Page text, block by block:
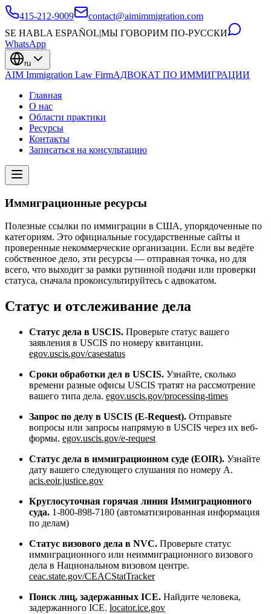
415-212-9009
contact@aimimmigration.com
SE HABLA ESPAÑOL|МЫ ГОВОРИМ ПО-РУССКИ
WhatsApp
ru
AIM Immigration Law FirmАДВОКАТ ПО ИММИГРАЦИИ
Главная
О нас
Области практики
Ресурсы
Контакты
Записаться на консультацию
Иммиграционные ресурсы
Полезные ссылки по иммиграции в США, упорядоченные по
категориям. Это официальные государственные сайты и
проверенные некоммерческие организации. Если вы ведёте
собственное дело, эти ресурсы — отправная точка, но для
всего, что выходит за рамки рутинной подачи или проверки
статуса, сначала проконсультируйтесь с адвокатом.
Статус и отслеживание дела
Статус дела в USCIS. Проверьте статус вашего
заявления в USCIS по номеру квитанции.
egov.uscis.gov/casestatus
Сроки обработки дел в USCIS. Узнайте, сколько
времени разные офисы USCIS тратят на рассмотрение
вашего типа дела. egov.uscis.gov/processing-times
Запрос по делу в USCIS (E-Request). Отправьте
вопросы или запросы напрямую в USCIS через их веб-
формы. egov.uscis.gov/e-request
Статус дела в иммиграционном суде (EOIR). Узнайте
дату вашего следующего слушания по номеру A.
acis.eoir.justice.gov
Круглосуточная горячая линия Иммиграционного
суда. 1-800-898-7180 (автоматизированная информация
по делам)
Статус визового дела в NVC. Проверьте статус
иммиграционного или неиммиграционного визового
дела в Национальном визовом центре.
ceac.state.gov/CEACStatTracker
Поиск лиц, задержанных ICE. Найдите человека,
задержанного ICE. locator.ice.gov